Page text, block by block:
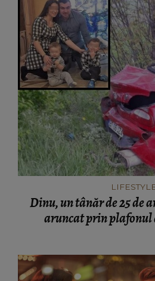
Dinu, un tânăr de 25 de
aruncat prin